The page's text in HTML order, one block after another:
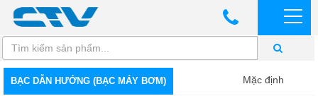
BẠC DẪN HƯỚNG (BẠC MÁY BƠM) Mặc định